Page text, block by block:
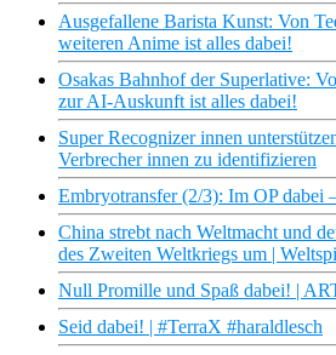
Ausgefallene Barista Kunst: Von
weiteren Anime ist alles dabei!
Osakas Bahnhof der Superlative:
zur AI-Auskunft ist alles dabei!
Super Recognizer innen
Verbrecher innen zu identifizieren
Embryotransfer (2/3): Im OP dabei
China strebt nach Weltmacht und
des Zweiten Weltkriegs um |
Null Promille und Spaß dabei! |
Seid dabei! | #TerraX #haraldlesch